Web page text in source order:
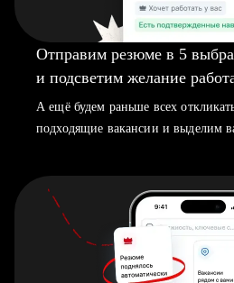
Отправим резюме в 5
и подсветим желание
А ещё будем раньше всех
подходящие вакансии и выделим